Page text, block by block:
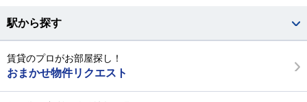
駅から探す
賃貸のプロがお部屋探し！
おまかせ物件リクエスト